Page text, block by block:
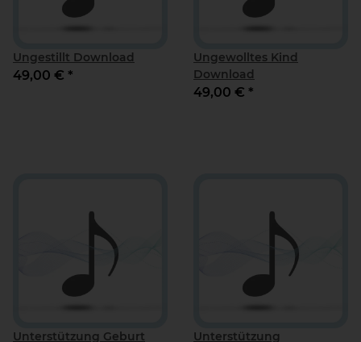
Ungestillt Download
49,00 € *
Ungewolltes Kind
Download
49,00 € *
Unterstützung Geburt
Unterstützung